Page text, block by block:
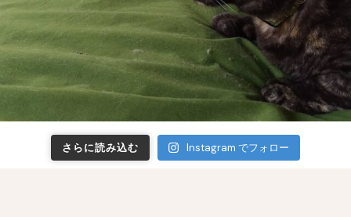
さらに読み込む Instagram でフォロー